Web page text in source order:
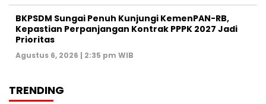
BKPSDM Sungai Penuh Kunjungi KemenPAN-RB,
Kepastian Perpanjangan Kontrak PPPK 2027 Jadi
Prioritas
Agustus 6, 2026 | 2:35 pm WIB
TRENDING